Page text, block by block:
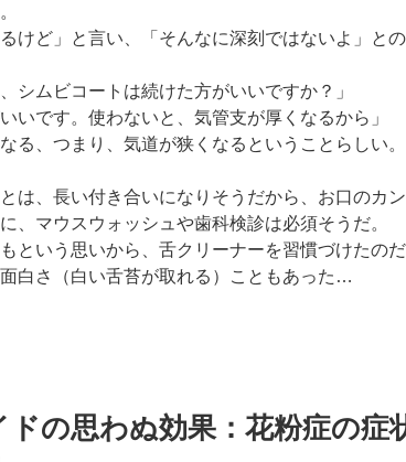
けど」と言い、「そんなに深刻ではないよ」と
シムビコートは続けた方がいいですか？」
いいです。使わないと、気管支が厚くなるから」
る、つまり、気道が狭くなるということらしい
は、長い付き合いになりそうだから、お口のカ
、マウスウォッシュや歯科検診は必須そうだ。
という思いから、舌クリーナーを習慣づけたの
白さ（白い舌苔が取れる）こともあった…
ドの思わぬ効果：花粉症の症